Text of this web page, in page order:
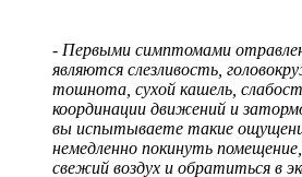
- Первыми симптомами
являются слезливость,
тошнота, сухой кашель,
координации движений и
вы испытываете такие
немедленно покинуть
свежий воздух и обратиться в